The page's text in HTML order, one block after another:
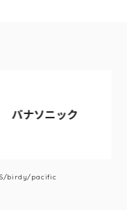
パナソニック
birdy/pacific